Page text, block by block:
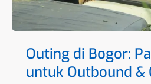
Outing di Bogor:
untuk Outbound &